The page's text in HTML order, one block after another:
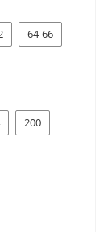
64-66
200